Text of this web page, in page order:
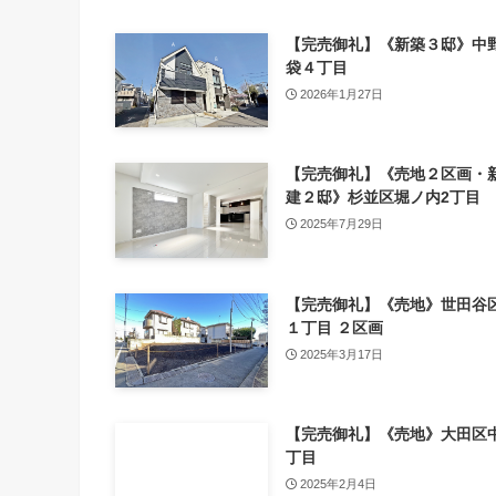
【完売御礼】《新築３邸》中
袋４丁目
2026年1月27日
【完売御礼】《売地２区画・
建２邸》杉並区堀ノ内2丁目
2025年7月29日
【完売御礼】《売地》世田谷
１丁目 ２区画
2025年3月17日
【完売御礼】《売地》大田区
丁目
2025年2月4日